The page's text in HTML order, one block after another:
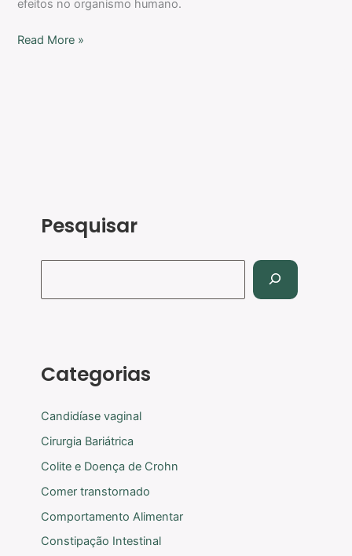
efeitos no organismo humano.
Read More »
Pesquisar
Categorias
Candidíase vaginal
Cirurgia Bariátrica
Colite e Doença de Crohn
Comer transtornado
Comportamento Alimentar
Constipação Intestinal